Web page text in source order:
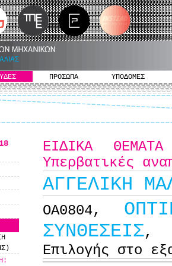
ΠΡΟΣΩΠΑ ΥΠΟΔΟΜΕΣ
ΕΙΔΙΚΑ
Υπερβατικές
ΑΓΓΕΛΙΚΗ
ΟΑ0804,
ΣΥΝΘΕΣΕΙΣ,
Επιλογής στο